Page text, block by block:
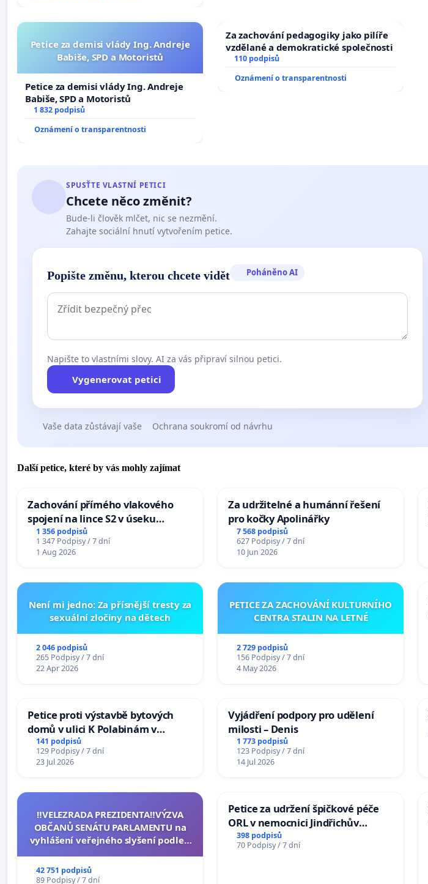
Petice za demisi vlády Ing. Andreje
Babiše, SPD a Motoristů
Petice za demisi vlády Ing. Andreje
Babiše, SPD a Motoristů
1 832 podpisů
Oznámení o transparentnosti
Za zachování pedagogiky jako pilíře
vzdělané a demokratické společnosti
110 podpisů
Oznámení o transparentnosti
SPUSŤTE VLASTNÍ PETICI
Chcete něco změnit?
Bude-li člověk mlčet, nic se nezmění.
Zahajte sociální hnutí vytvořením petice.
Popište změnu, kterou chcete vidět Poháněno AI
Napište to vlastními slovy. AI za vás připraví silnou petici.
Vygenerovat petici
Vaše data zůstávají vaše Ochrana soukromí od návrhu
Další petice, které by vás mohly zajímat
Zachování přímého vlakového
spojení na lince S2 v úseku
Ostrava – Bohumín – Karviná –
Mosty u Jablunkova
1 356 podpisů
1 347 Podpisy / 7 dní
1 Aug 2026
Za udržitelné a humánní řešení
pro kočky Apolinářky
7 568 podpisů
627 Podpisy / 7 dní
10 Jun 2026
Není mi jedno: Za přísnější tresty za
sexuální zločiny na dětech
2 046 podpisů
265 Podpisy / 7 dní
22 Apr 2026
PETICE ZA ZACHOVÁNÍ KULTURNÍHO
CENTRA STALIN NA LETNÉ
2 729 podpisů
156 Podpisy / 7 dní
4 May 2026
Petice proti výstavbě bytových
domů v ulici K Polabinám v
Pardubicích
141 podpisů
129 Podpisy / 7 dní
23 Jul 2026
Vyjádření podpory pro udělení
milosti – Denis
1 773 podpisů
123 Podpisy / 7 dní
14 Jul 2026
‼️VELEZRADA PREZIDENTA‼️VÝZVA
OBČANŮ SENÁTU PARLAMENTU na
vyhlášení veřejného slyšení podle §
na přijetí usnesení k podání ústavní
žaloby na prezidenta republiky
42 751 podpisů
89 Podpisy / 7 dní
Petice za udržení špičkové péče
ORL v nemocnici Jindřichův
Hradec
398 podpisů
70 Podpisy / 7 dní